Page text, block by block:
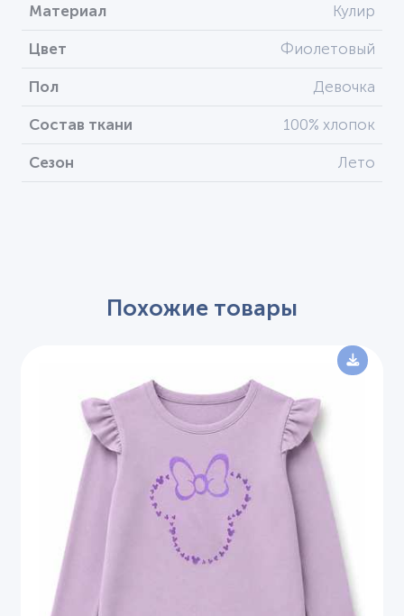
Материал Кулир
Цвет Фиолетовый
Пол Девочка
Состав ткани 100% хлопок
Сезон Лето
Похожие товары